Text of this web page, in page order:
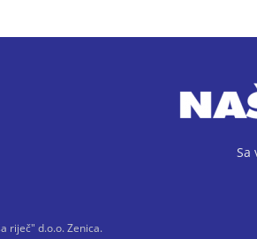
Sa
riječ" d.o.o. Zenica.